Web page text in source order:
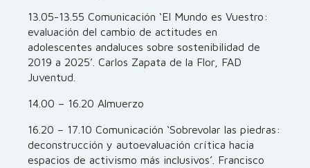
13.05-13.55 Comunicación ‘El Mundo es Vuestro:
evaluación del cambio de actitudes en
adolescentes andaluces sobre sostenibilidad de
2019 a 2025’. Carlos Zapata de la Flor, FAD
Juventud.
14.00 – 16.20 Almuerzo
16.20 – 17.10 Comunicación ‘Sobrevolar las piedras:
deconstrucción y autoevaluación crítica hacia
espacios de activismo más inclusivos’. Francisco